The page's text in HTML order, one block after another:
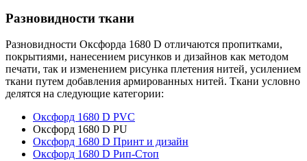
Разновидности ткани
Разновидности Оксфорда 1680 D отличаются пропитками,
покрытиями, нанесением рисунков и дизайнов как методом
печати, так и изменением рисунка плетения нитей, усилением
ткани путем добавления армированных нитей. Ткани условно
делятся на следующие категории:
Оксфорд 1680 D PVC
Оксфорд 1680 D PU
Оксфорд 1680 D Принт и дизайн
Оксфорд 1680 D Рип-Стоп